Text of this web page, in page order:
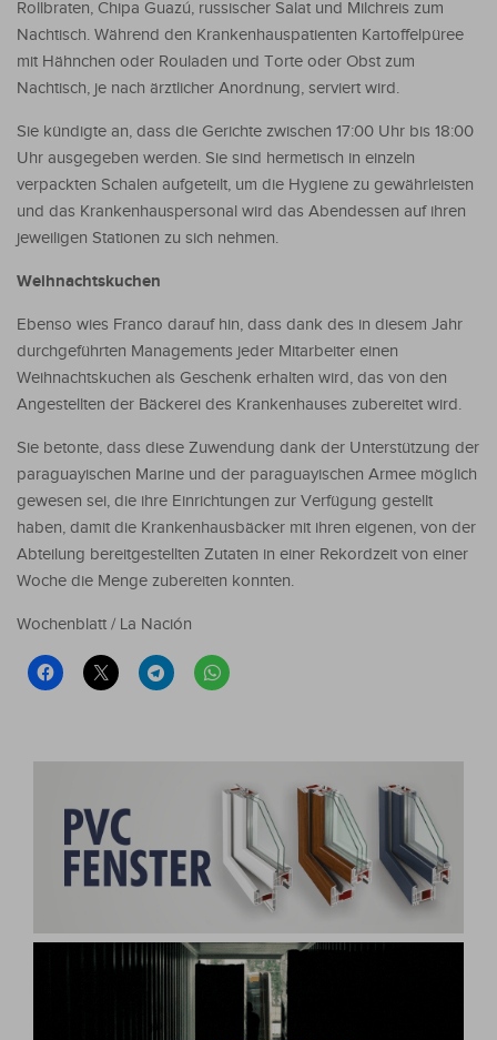
Rollbraten, Chipa Guazú, russischer Salat und Milchreis zum
Nachtisch. Während den Krankenhauspatienten Kartoffelpüree
mit Hähnchen oder Rouladen und Torte oder Obst zum
Nachtisch, je nach ärztlicher Anordnung, serviert wird.
Sie kündigte an, dass die Gerichte zwischen 17:00 Uhr bis 18:00
Uhr ausgegeben werden. Sie sind hermetisch in einzeln
verpackten Schalen aufgeteilt, um die Hygiene zu gewährleisten
und das Krankenhauspersonal wird das Abendessen auf ihren
jeweiligen Stationen zu sich nehmen.
Weihnachtskuchen
Ebenso wies Franco darauf hin, dass dank des in diesem Jahr
durchgeführten Managements jeder Mitarbeiter einen
Weihnachtskuchen als Geschenk erhalten wird, das von den
Angestellten der Bäckerei des Krankenhauses zubereitet wird.
Sie betonte, dass diese Zuwendung dank der Unterstützung der
paraguayischen Marine und der paraguayischen Armee möglich
gewesen sei, die ihre Einrichtungen zur Verfügung gestellt
haben, damit die Krankenhausbäcker mit ihren eigenen, von der
Abteilung bereitgestellten Zutaten in einer Rekordzeit von einer
Woche die Menge zubereiten konnten.
Wochenblatt / La Nación